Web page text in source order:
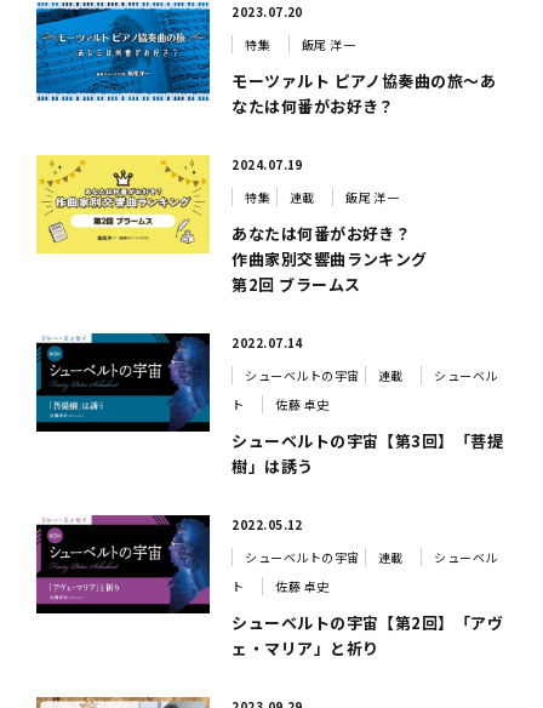
2023.07.20
特集
飯尾 洋一
モーツァルト ピアノ協奏曲の旅～あ
なたは何番がお好き？
2024.07.19
特集
連載 飯尾 洋一
あなたは何番がお好き？
作曲家別交響曲ランキング
第2回 ブラームス
2022.07.14
シューベルトの宇宙
連載
シューベル
ト
佐藤 卓史
シューベルトの宇宙【第3回】「菩提
樹」は誘う
2022.05.12
シューベルトの宇宙
連載
シューベル
ト
佐藤 卓史
シューベルトの宇宙【第2回】「アヴ
ェ・マリア」と祈り